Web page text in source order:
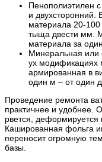
Пенополиэтилен
и двухсторонний.
материала 20-
тыща двести мм.
материала за
Минеральная или
ух модификациях
армированная в
один м – от один
Проведение ремонта
практичнее и удобнее.
рвется, деформируется
Кашированная фольга
переносит огромную
базы.